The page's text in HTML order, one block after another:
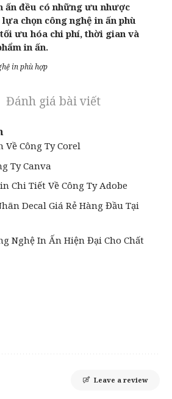
ấn đều có những ưu nhược
chọn công nghệ in ấn phù
ưu hóa chi phí, thời gian và
in ấn.
in phù hợp
Đánh giá bài viết
Về Công Ty Corel
Ty Canva
Chi Tiết Về Công Ty Adobe
Decal Giá Rẻ Hàng Đầu Tại
Nghệ In Ấn Hiện Đại Cho Chất
Leave a review